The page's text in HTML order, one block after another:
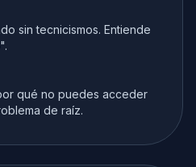
sin tecnicismos. Entiende
qué no puedes acceder
de raíz.